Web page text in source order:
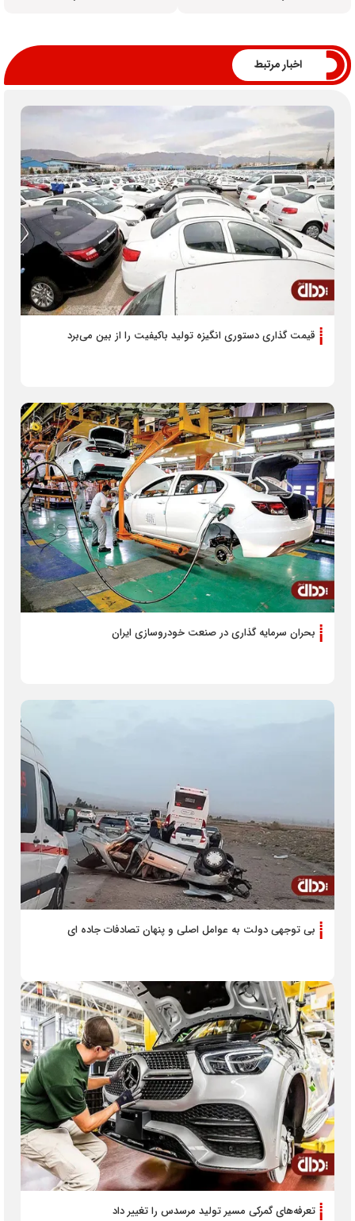
اخبار مرتبط
قیمت گذاری دستوری انگیزه تولید باکیفیت را از بین می‌برد
بحران سرمایه گذاری در صنعت خودروسازی ایران
بی توجهی دولت به عوامل اصلی و پنهان تصادفات جاده ای
تعرفه‌‌های گمرکی مسیر تولید مرسدس را تغییر داد